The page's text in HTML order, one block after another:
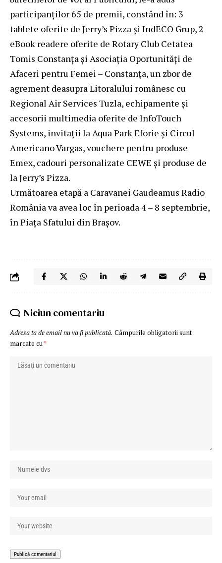
participanților 65 de premii, constând în: 3
tablete oferite de Jerry’s Pizza și IndECO Grup, 2
eBook readere oferite de Rotary Club Cetatea
Tomis Constanța și Asociația Oportunități de
Afaceri pentru Femei – Constanța, un zbor de
agrement deasupra Litoralului românesc cu
Regional Air Services Tuzla, echipamente și
accesorii multimedia oferite de InfoTouch
Systems, invitații la Aqua Park Eforie și Circul
Americano Vargas, vouchere pentru produse
Emex, cadouri personalizate CEWE și produse de
la Jerry’s Pizza.
Următoarea etapă a Caravanei Gaudeamus Radio
România va avea loc în perioada 4 – 8 septembrie,
în Piața Sfatului din Brașov.
Niciun comentariu
Adresa ta de email nu va fi publicată. Câmpurile obligatorii sunt
marcate cu *